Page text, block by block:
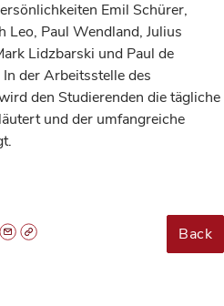
Emil Schürer,
Leo, Paul Wendland, Julius
Lidzbarski und Paul de
der Arbeitsstelle des
den Studierenden die tägliche
und der umfangreiche
Back